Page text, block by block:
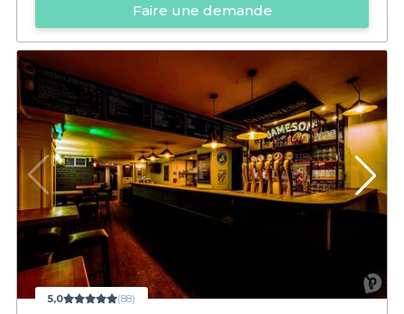
Faire une demande
5,0 (88)